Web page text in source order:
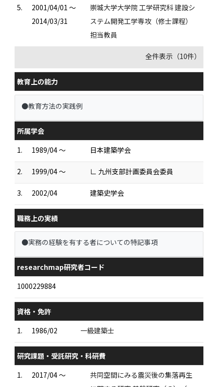
5.
2001/04/01 ～
2014/03/31
崇城大学大学院 工学研究科 建設シ
ステム開発工学専攻（修士課程）
担当教員
全件表示（10件）
教育上の能力
●教育方法の実践例
所属学会
1.
1989/04 ～ 日本建築学会
2. 1999/04 ～ ∟ 九州支部計画委員会委員
3. 2002/04 建築史学会
職務上の実績
●実務の経験を有する者についての特記事項
researchmap研究者コード
1000229884
資格・免許
1.
1986/02 一級建築士
研究課題・受託研究・科研費
1.
2017/04 ～
共同空間にみる震災後の集落再生